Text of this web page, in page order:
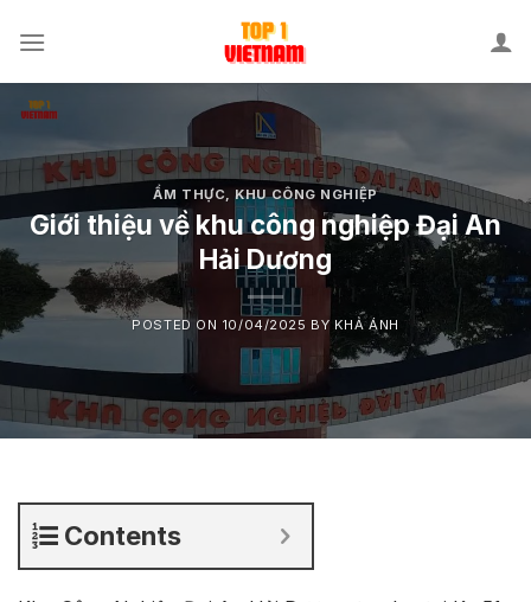
ẨM THỰC ,KHU CÔNG NGHIỆP
Giới thiệu về khu công nghiệp Đại An
Hải Dương
POSTED ON 10/04/2025 BY KHẢ ÁNH
Contents